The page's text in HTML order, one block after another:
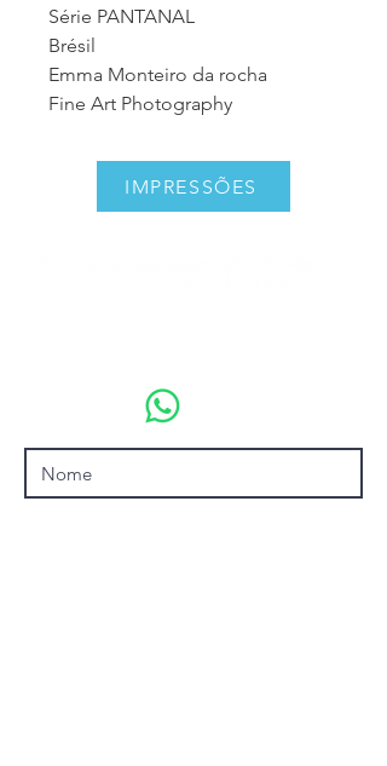
Série PANTANAL
Brésil
Emma Monteiro da rocha
Fine Art Photography
IMPRESSÕES